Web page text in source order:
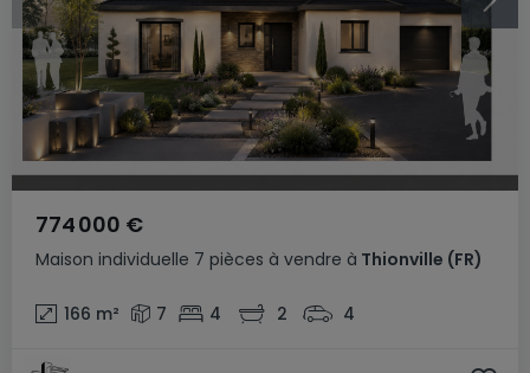
Maison individuelle 7 pièces à vendre à Thionville (FR)
774 000 €
166 m² 7 4 2 4